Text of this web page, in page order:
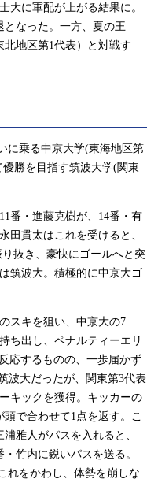
に軍配が上がる結果に。
なった。一方、夏の王
地区第1代表）と対戦す
に乗る中京大学(東海地区第
勝を目指す筑波大学(関東
番・進藤克樹が、14番・有
田貫太はこれを受けると、
抜き、豪快にゴールへと突
筑波大。積極的に中京大ゴ
スキを狙い、中京大の7
ち出し、ペナルティーエリ
応するものの、一歩届かず
波大だったが、関東第3代表
キックを獲得。キッカーの
で合わせて1点を返す。こ
雅人がパスを入れると、
竹内に鋭いパスを送る。
れをかわし、体勢を崩しな